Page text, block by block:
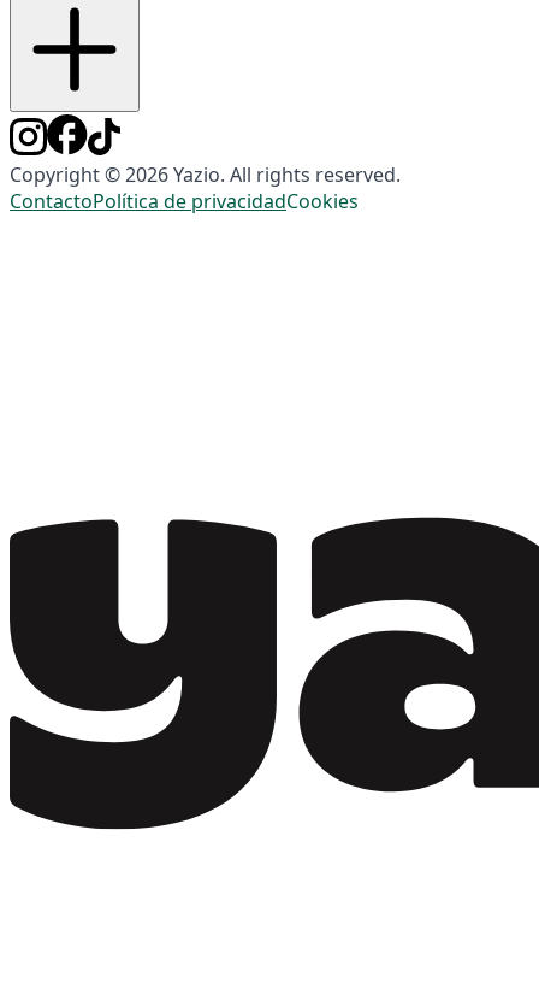
Copyright © 2026 Yazio. All rights reserved.
ContactoPolítica de privacidadCookies